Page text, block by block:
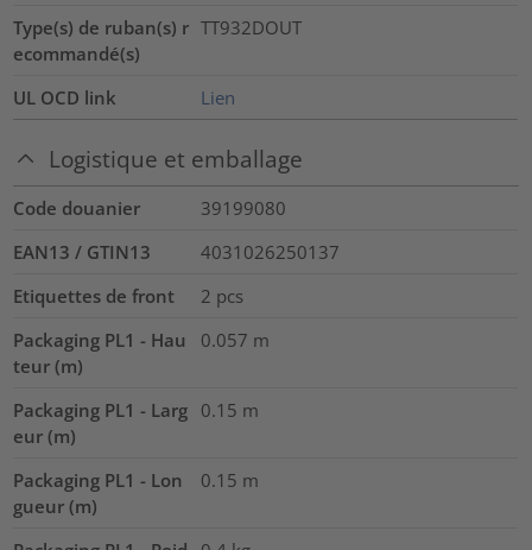
Type(s) de ruban(s) r
ecommandé(s)
TT932DOUT
UL OCD link Lien
Logistique et emballage
Code douanier
39199080
EAN13 / GTIN13
4031026250137
Etiquettes de front
2 pcs
Packaging PL1 - Hau
teur (m)
0.057 m
Packaging PL1 - Larg
eur (m)
0.15 m
Packaging PL1 - Lon
gueur (m)
0.15 m